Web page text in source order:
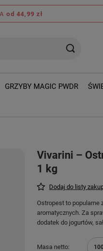
od 44,99 zł
GRZYBY MAGIC PWDR
Vivarini –
1 kg
Dodaj do listy
Ostropest to popularne
aromatycznych. Za
dodatek do jogurtów,
Masa netto